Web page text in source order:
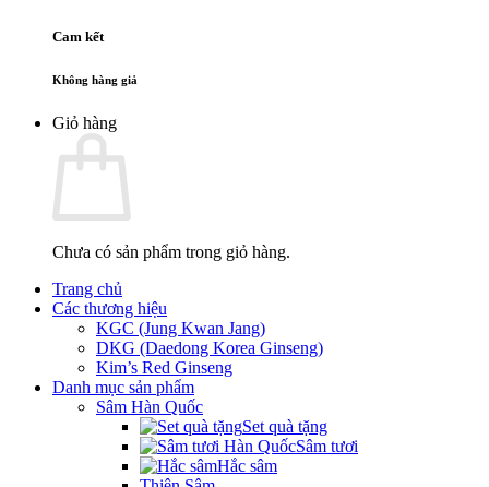
Cam kết
Không hàng giả
Giỏ hàng
Chưa có sản phẩm trong giỏ hàng.
Trang chủ
Các thương hiệu
KGC (Jung Kwan Jang)
DKG (Daedong Korea Ginseng)
Kim’s Red Ginseng
Danh mục sản phẩm
Sâm Hàn Quốc
Set quà tặng
Sâm tươi
Hắc sâm